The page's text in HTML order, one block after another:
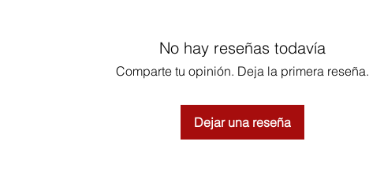
No hay reseñas todavía
Comparte tu opinión. Deja la primera reseña.
Dejar una reseña